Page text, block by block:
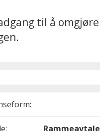
til å omgjøre
Rammeavtale